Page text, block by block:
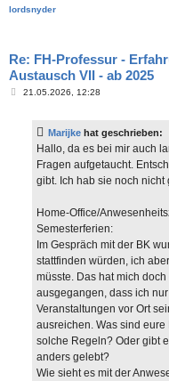
lordsnyder
Re: FH-Professur -
Austausch VII - ab 2025
B21.05.2026, 12:28
Marijke hat geschrieben:
Hallo, da es bei mir auch
Fragen aufgetaucht.
gibt. Ich hab sie noch nicht
Home-Office/
Semesterferien:
Im Gespräch mit der BK
stattfinden würden, ich
müsste. Das hat mich
ausgegangen, dass ich
Veranstaltungen vor Ort
ausreichen. Was sind
solche Regeln? Oder gibt
anders gelebt?
Wie sieht es mit der